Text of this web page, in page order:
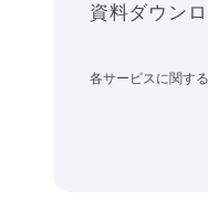
資料ダウン
各サービスに関す